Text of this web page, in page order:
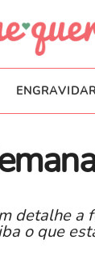
detalhe a
o que